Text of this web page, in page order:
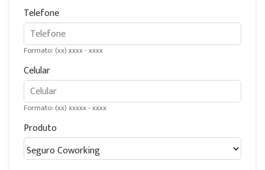
Telefone
Formato: (xx) xxxx - xxxx
Celular
Formato: (xx) xxxxx - xxxx
Produto